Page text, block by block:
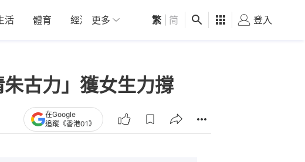
活 體育 經濟 01深圳 觀點 健康 好食玩飛
更多 繁 简 登入
古力」獲女生力撐
在Google
追蹤《香港01》